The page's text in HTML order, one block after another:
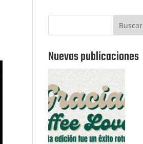
Buscar
Nuevas publicaciones